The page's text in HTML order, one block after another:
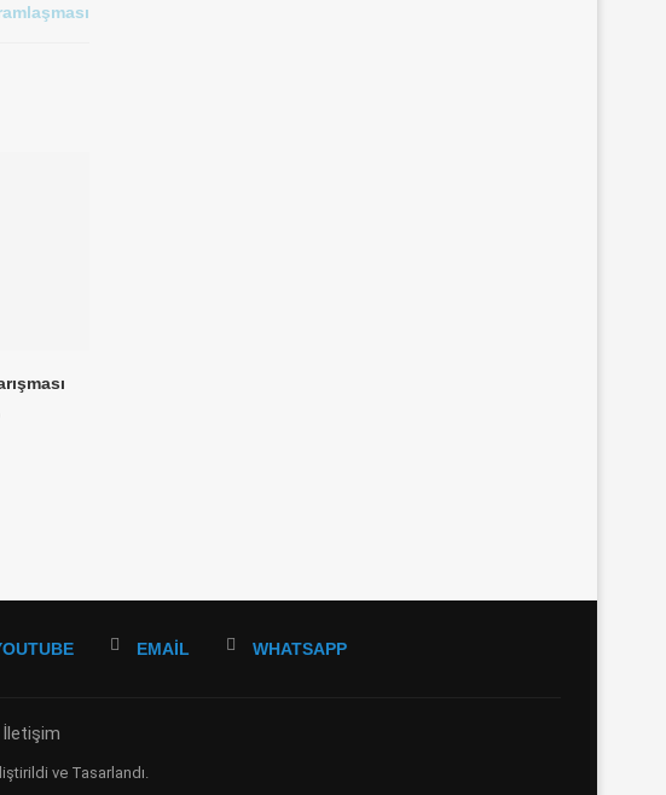
EMAIL WHATSAPP
İletişim
ve Tasarlandı.